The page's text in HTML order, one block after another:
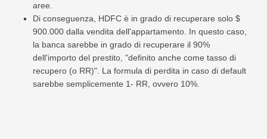
aree.
Di conseguenza, HDFC è in grado di recuperare solo $
900.000 dalla vendita dell'appartamento. In questo caso,
la banca sarebbe in grado di recuperare il 90%
dell'importo del prestito, "definito anche come tasso di
recupero (o RR)". La formula di perdita in caso di default
sarebbe semplicemente 1- RR, ovvero 10%.